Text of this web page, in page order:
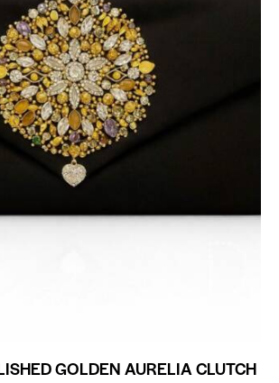
GOLDEN AURELIA CLUTCH